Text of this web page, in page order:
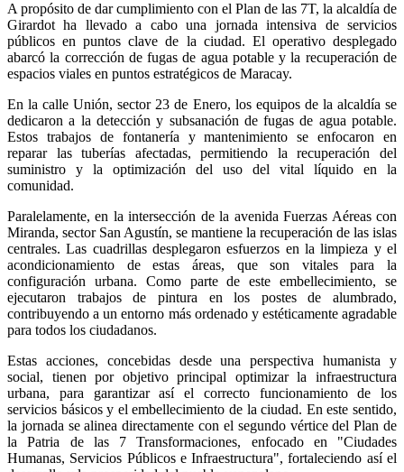
A propósito de dar cumplimiento con el Plan de las 7T, la alcaldía de
Girardot ha llevado a cabo una jornada intensiva de servicios
públicos en puntos clave de la ciudad. El operativo desplegado
abarcó la corrección de fugas de agua potable y la recuperación de
espacios viales en puntos estratégicos de Maracay.
En la calle Unión, sector 23 de Enero, los equipos de la alcaldía se
dedicaron a la detección y subsanación de fugas de agua potable.
Estos trabajos de fontanería y mantenimiento se enfocaron en
reparar las tuberías afectadas, permitiendo la recuperación del
suministro y la optimización del uso del vital líquido en la
comunidad.
Paralelamente, en la intersección de la avenida Fuerzas Aéreas con
Miranda, sector San Agustín, se mantiene la recuperación de las islas
centrales. Las cuadrillas desplegaron esfuerzos en la limpieza y el
acondicionamiento de estas áreas, que son vitales para la
configuración urbana. Como parte de este embellecimiento, se
ejecutaron trabajos de pintura en los postes de alumbrado,
contribuyendo a un entorno más ordenado y estéticamente agradable
para todos los ciudadanos.
Estas acciones, concebidas desde una perspectiva humanista y
social, tienen por objetivo principal optimizar la infraestructura
urbana, para garantizar así el correcto funcionamiento de los
servicios básicos y el embellecimiento de la ciudad. En este sentido,
la jornada se alinea directamente con el segundo vértice del Plan de
la Patria de las 7 Transformaciones, enfocado en "Ciudades
Humanas, Servicios Públicos e Infraestructura", fortaleciendo así el